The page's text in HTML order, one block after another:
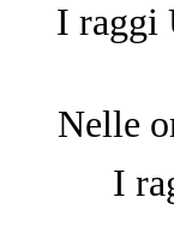
I raggi
Nelle
I